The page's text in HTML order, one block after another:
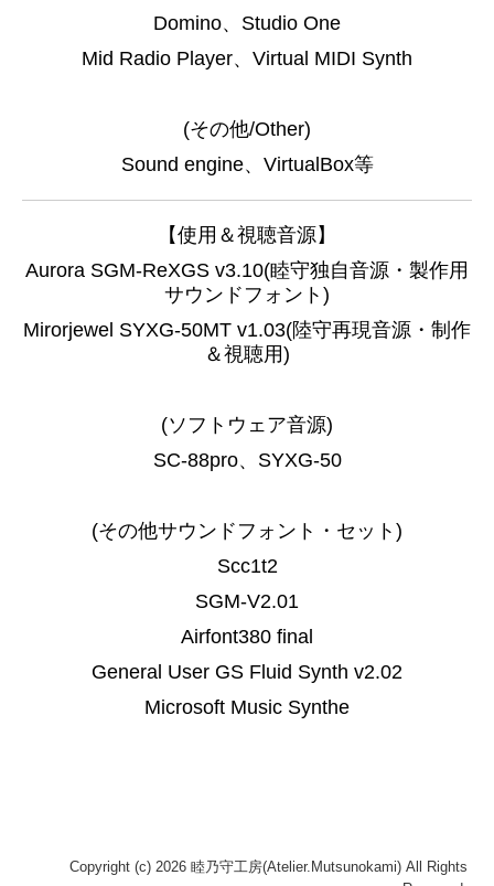
Domino、 Studio One
Mid Radio Player、 Virtual MIDI Synth
(その他/Other)
Sound engine、 VirtualBox等
【使用＆視聴音源】
Aurora SGM-ReXGS v3.10(睦守独自音源・製作用
サウンドフォント)
Mirorjewel SYXG-50MT v1.03(陸守再現音源・制作
＆視聴用)
(ソフトウェア音源)
SC-88pro、 SYXG-50
(その他サウンドフォント・セット)
Scc1t2
SGM-V2.01
Airfont380 final
General User GS Fluid Synth v2.02
Microsoft Music Synthe
Copyright (c) 2026 睦乃守工房(Atelier.Mutsunokami) All Rights